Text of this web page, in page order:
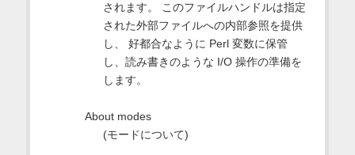
されます。 このファイルハンドルは指定
された外部ファイルへの内部参照を提供
し、 好都合なように Perl 変数に保管
し、読み書きのような I/O 操作の準備を
します。
About modes
(モードについて)